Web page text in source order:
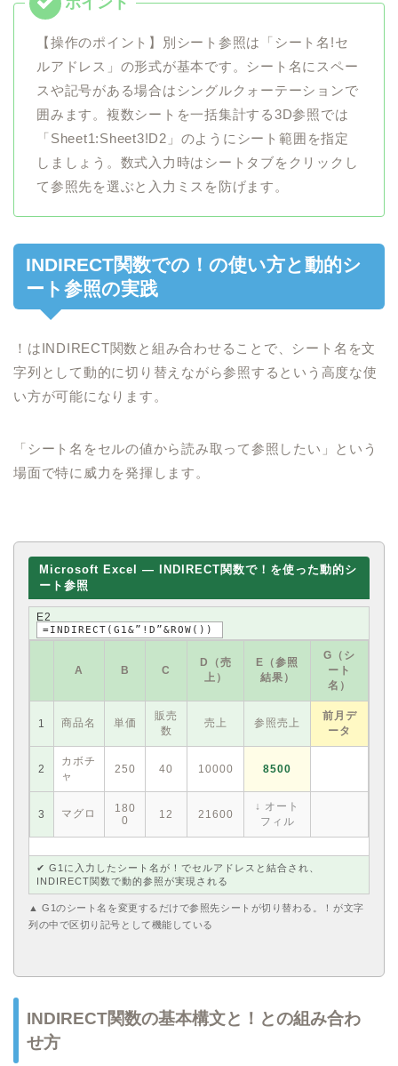
【操作のポイント】別シート参照は「シート名!セ
ルアドレス」の形式が基本です。シート名にスペー
スや記号がある場合はシングルクォーテーションで
囲みます。複数シートを一括集計する3D参照では
「Sheet1:Sheet3!D2」のようにシート範囲を指定
しましょう。数式入力時はシートタブをクリックし
て参照先を選ぶと入力ミスを防げます。
INDIRECT関数での！の使い方と動的シ
ート参照の実践
！はINDIRECT関数と組み合わせることで、シート名を文
字列として動的に切り替えながら参照するという高度な使
い方が可能になります。
「シート名をセルの値から読み取って参照したい」という
場面で特に威力を発揮します。
Microsoft Excel — INDIRECT関数で！を使った動的シ
ート参照
E2
=INDIRECT(G1&”!D”&ROW())
A B C
D（売
上）
E（参照
結果）
G（シ
ート
名）
1 商品名 単価
販売
数
売上 参照売上
前月デ
ータ
2
カボチ
ャ
250 40 10000 8500
3 マグロ
180
0
12 21600
↓ オート
フィル
✔ G1に入力したシート名が！でセルアドレスと結合され、
INDIRECT関数で動的参照が実現される
▲ G1のシート名を変更するだけで参照先シートが切り替わる。！が文字
列の中で区切り記号として機能している
INDIRECT関数の基本構文と！との組み合わ
せ方